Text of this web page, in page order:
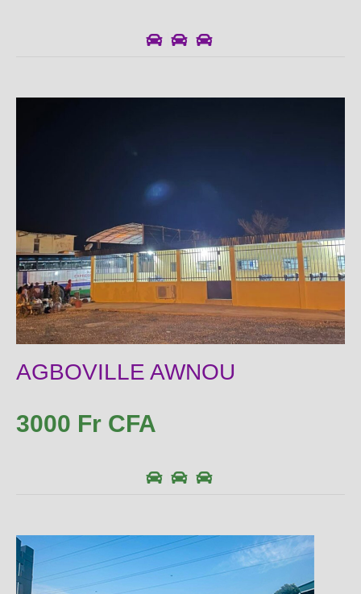
AGBOVILLE AWNOU
3000 Fr CFA